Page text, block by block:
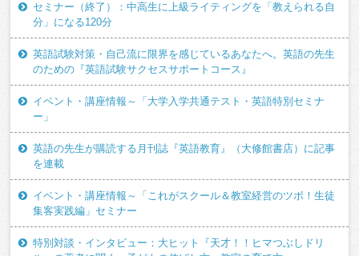
セミナー（終了）：中高生に上級ライティングを「教えられる自
分」になる120分
英語試験対策・自己流に限界を感じているあなたへ。英語の先生
のための『英語試験サクセスサポートコース』
イベント・講座情報～「大学入学共通テスト・英語特別セミナ
ー」
英語の先生が購読する月刊誌『英語教育』（大修館書店）に記事
を連載
イベント・講座情報～「これがスクール＆教室経営のツボ！生徒
集客実践編」セミナー
特別対談・インタビュー：大ヒット『天才！！ヒマつぶしドリ